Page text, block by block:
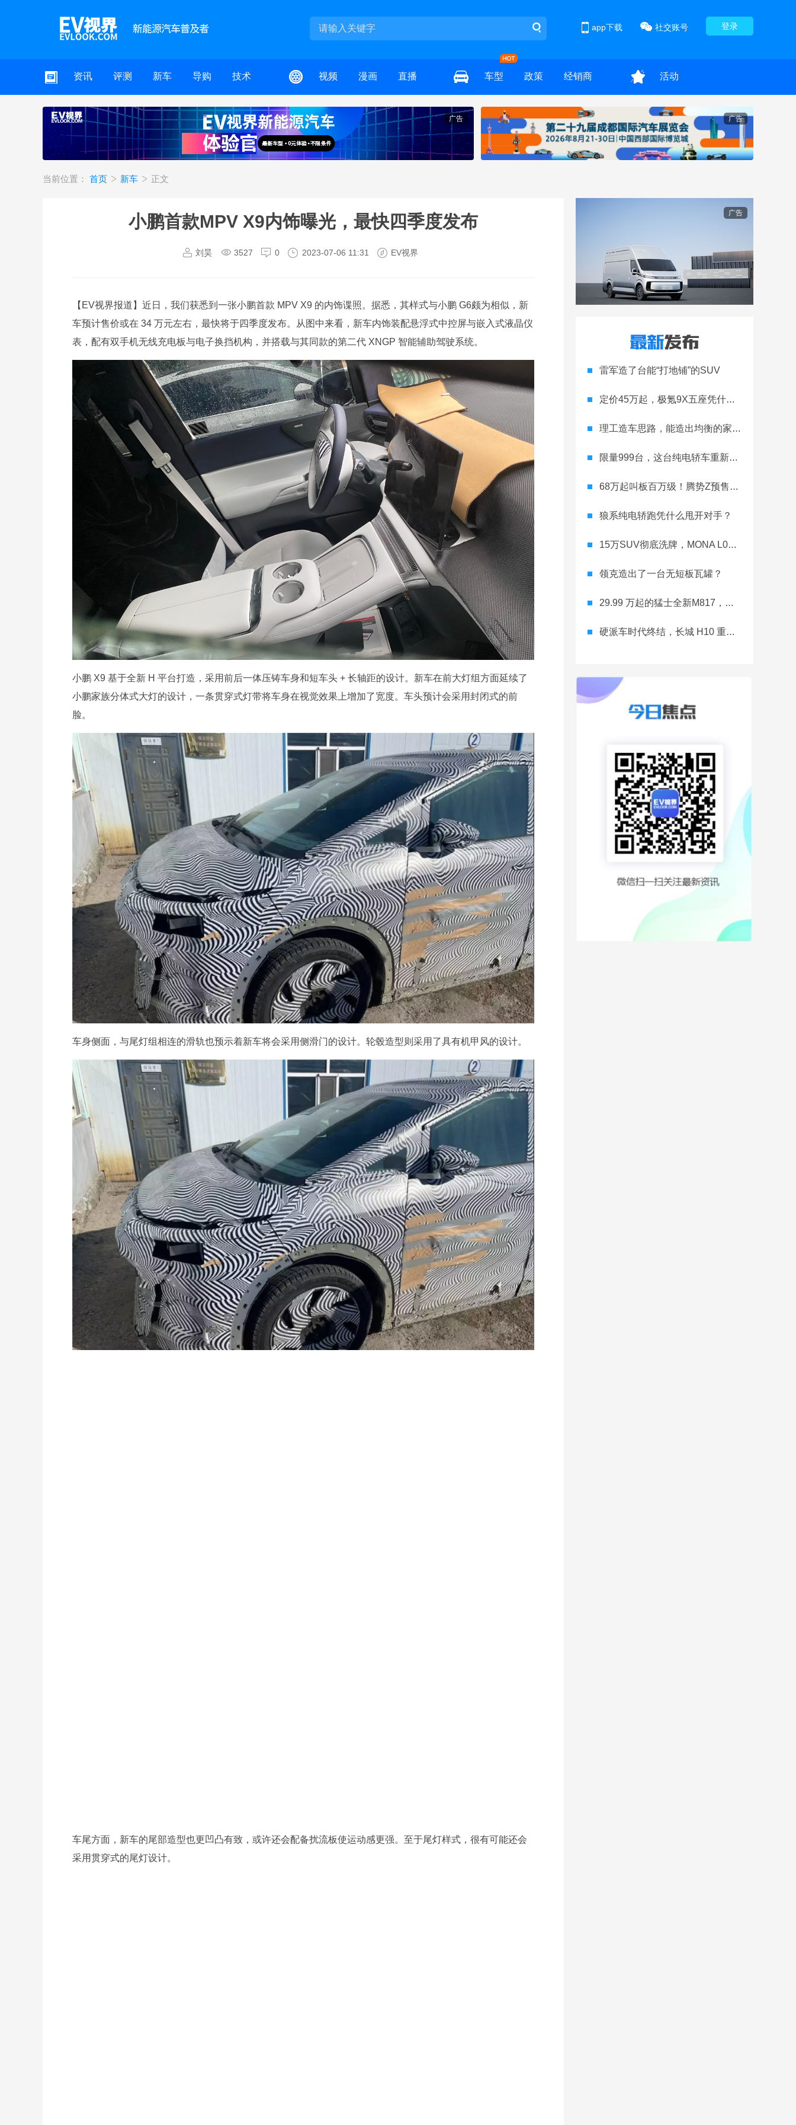
登录
社交账号
app下载
资讯 评测 新车 导购 技术 视频 漫画 直播 车型 政策 经销商 活动
广告 广告
当前位置： 首页 新车 正文
小鹏首款MPV X9内饰曝光，最快四季度发布
刘昊 3527 0 2023-07-06 11:31 EV视界
【EV视界报道】近日，我们获悉到一张小鹏首款 MPV X9 的内饰谍照。据悉，其样式与小鹏 G6颇为相似，新
车预计售价或在 34 万元左右，最快将于四季度发布。从图中来看，新车内饰装配悬浮式中控屏与嵌入式液晶仪
表，配有双手机无线充电板与电子换挡机构，并搭载与其同款的第二代 XNGP 智能辅助驾驶系统。
小鹏 X9 基于全新 H 平台打造，采用前后一体压铸车身和短车头 + 长轴距的设计。新车在前大灯组方面延续了
小鹏家族分体式大灯的设计，一条贯穿式灯带将车身在视觉效果上增加了宽度。车头预计会采用封闭式的前
脸。
车身侧面，与尾灯组相连的滑轨也预示着新车将会采用侧滑门的设计。轮毂造型则采用了具有机甲风的设计。
车尾方面，新车的尾部造型也更凹凸有致，或许还会配备扰流板使运动感更强。至于尾灯样式，很有可能还会
采用贯穿式的尾灯设计。
广告
雷军造了台能“打地铺”的SUV
定价45万起，极氪9X五座凭什么领跑高端
理工造车思路，能造出均衡的家用轿跑吗
限量999台，这台纯电轿车重新定义运动家用
68万起叫板百万级！腾势Z预售开启
狼系纯电轿跑凭什么甩开对手？
15万SUV彻底洗牌，MONA L03直接降维打击
领克造出了一台无短板瓦罐？
29.99 万起的猛士全新M817，从此越野不靠老司机
硬派车时代终结，长城 H10 重新洗牌